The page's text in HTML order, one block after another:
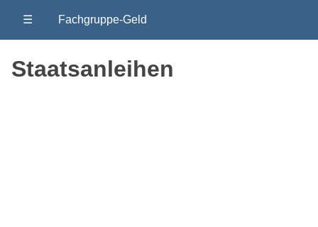
☰ Fachgruppe-Geld
Staatsanleihen